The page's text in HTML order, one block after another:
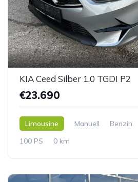
KIA Ceed Silber 1.0 TGDI P2
€23.690
Limousine Manuell Benzin
100 PS
0 km